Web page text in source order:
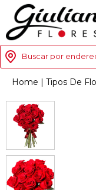
Buscar por
Home | Tipos De